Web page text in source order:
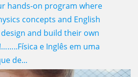
hands-on program where
concepts and English
and build their own
e Inglês em uma
de...